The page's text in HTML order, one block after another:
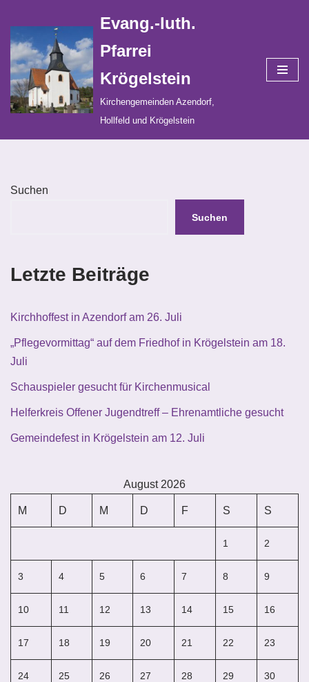
Zum
Inhalt
springen
Evang.-luth.
Pfarrei
Krögelstein
Kirchengemeinden Azendorf,
Hollfeld und Krögelstein
Suchen
Suchen
Letzte Beiträge
Kirchhoffest in Azendorf am 26. Juli
„Pflegevormittag“ auf dem Friedhof in Krögelstein am 18.
Juli
Schauspieler gesucht für Kirchenmusical
Helferkreis Offener Jugendtreff – Ehrenamtliche gesucht
Gemeindefest in Krögelstein am 12. Juli
August 2026
M D M D F S S
1 2
3 4 5 6 7 8 9
10 11 12 13 14 15 16
17 18 19 20 21 22 23
24 25 26 27 28 29 30